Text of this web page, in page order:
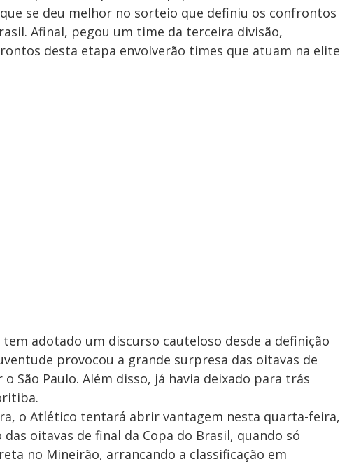
se deu melhor no sorteio que definiu os confrontos
Afinal, pegou um time da terceira divisão,
desta etapa envolverão times que atuam na elite
adotado um discurso cauteloso desde a definição
provocou a grande surpresa das oitavas de
São Paulo. Além disso, já havia deixado para trás
o Atlético tentará abrir vantagem nesta quarta-feira,
oitavas de final da Copa do Brasil, quando só
no Mineirão, arrancando a classificação em